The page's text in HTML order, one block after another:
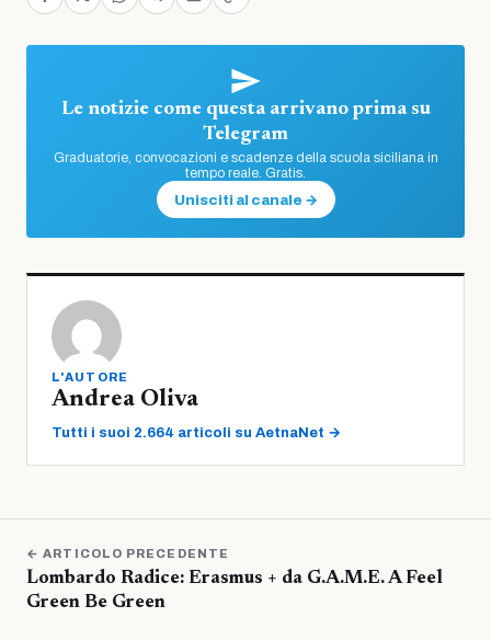
Le notizie come questa arrivano prima su
Telegram
Graduatorie, convocazioni e scadenze della scuola siciliana in
tempo reale. Gratis.
Unisciti al canale →
L'AUTORE
Andrea Oliva
Tutti i suoi 2.664 articoli su AetnaNet →
← ARTICOLO PRECEDENTE
Lombardo Radice: Erasmus + da G.A.M.E. A Feel
Green Be Green